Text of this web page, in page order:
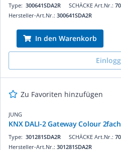
SCHÄCKE Art.Nr.:
Type: 300641SDA2R
Hersteller-Art.Nr.: 300641SDA2R
In den Warenkorb
Zu Favoriten hinzufügen
JUNG
KNX DALI-2 Gateway Colour 2fach
SCHÄCKE Art.Nr.:
Type: 301281SDA2R
Hersteller-Art.Nr.: 301281SDA2R